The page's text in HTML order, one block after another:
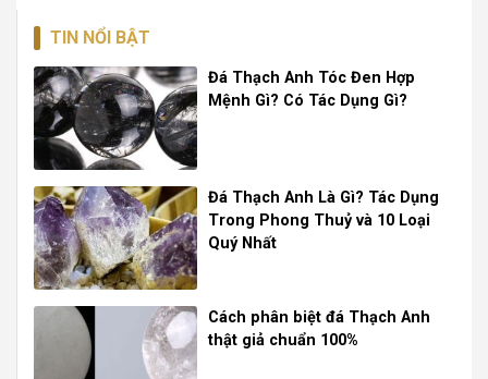
TIN NỔI BẬT
Đá Thạch Anh Tóc Đen Hợp
Mệnh Gì? Có Tác Dụng Gì?
Đá Thạch Anh Là Gì? Tác Dụng
Trong Phong Thuỷ và 10 Loại
Quý Nhất
Cách phân biệt đá Thạch Anh
thật giả chuẩn 100%